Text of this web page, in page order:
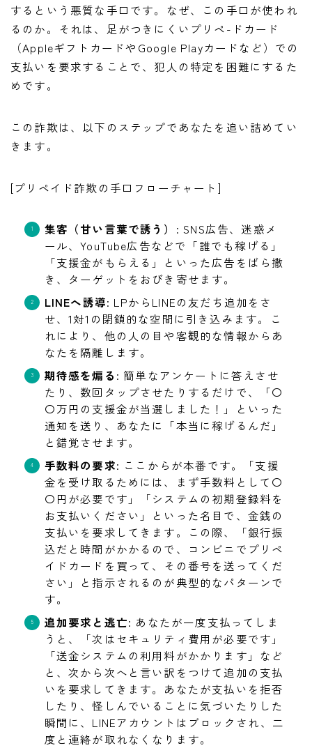
するという悪質な手口です。なぜ、この手口が使われ
るのか。それは、足がつきにくいプリペ-ドカード
（AppleギフトカードやGoogle Playカードなど）での
支払いを要求することで、犯人の特定を困難にするた
めです。
この詐欺は、以下のステップであなたを追い詰めてい
きます。
[プリペイド詐欺の手口フローチャート]
集客（甘い言葉で誘う） : SNS広告、迷惑メ
ール、YouTube広告などで「誰でも稼げる」
「支援金がもらえる」といった広告をばら撒
き、ターゲットをおびき寄せます。
LINEへ誘導: LPからLINEの友だち追加をさ
せ、1対1の閉鎖的な空間に引き込みます。こ
れにより、他の人の目や客観的な情報からあ
なたを隔離します。
期待感を煽る : 簡単なアンケートに答えさせ
たり、数回タップさせたりするだけで、「〇
〇万円の支援金が当選しました！」といった
通知を送り、あなたに「本当に稼げるんだ」
と錯覚させます。
手数料の要求: ここからが本番です。「支援
金を受け取るためには、まず手数料として〇
〇円が必要です」「システムの初期登録料を
お支払いください」といった名目で、金銭の
支払いを要求してきます。この際、「銀行振
込だと時間がかかるので、コンビニでプリペ
イドカードを買って、その番号を送ってくだ
さい」と指示されるのが典型的なパターンで
す。
追加要求と逃亡: あなたが一度支払ってしま
うと、「次はセキュリティ費用が必要です」
「送金システムの利用料がかかります」など
と、次から次へと言い訳をつけて追加の支払
いを要求してきます。あなたが支払いを拒否
したり、怪しんでいることに気づいたりした
瞬間に、LINEアカウントはブロックされ、二
度と連絡が取れなくなります。